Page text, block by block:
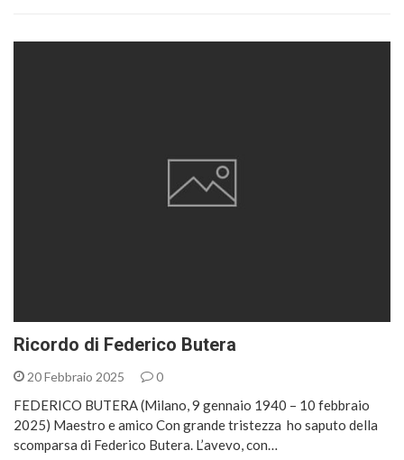
Ricordo di Federico Butera
20 Febbraio 2025 0
FEDERICO BUTERA (Milano, 9 gennaio 1940 – 10 febbraio
2025) Maestro e amico Con grande tristezza ho saputo della
scomparsa di Federico Butera. L’avevo,​ con…